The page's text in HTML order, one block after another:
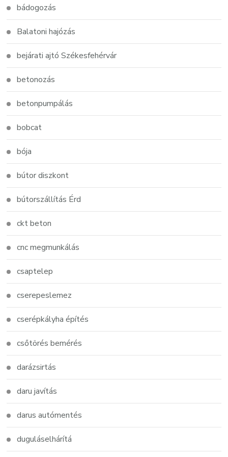
bádogozás
Balatoni hajózás
bejárati ajtó Székesfehérvár
betonozás
betonpumpálás
bobcat
bója
bútor diszkont
bútorszállítás Érd
ckt beton
cnc megmunkálás
csaptelep
cserepeslemez
cserépkályha építés
csőtörés bemérés
darázsirtás
daru javítás
darus autómentés
duguláselhárítá